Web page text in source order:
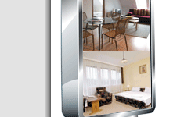
Budapest’.
- Hoteles en BUDAPEST:
Resultados octubre de 2016,
subida del 15% ocupación y
del 25,6% en el RevPar
- Nuevo Hotel en Budapest
bajo la marca Exe Hotusa